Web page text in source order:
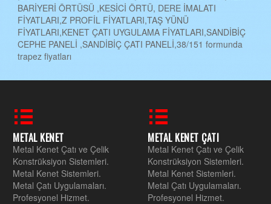
BARİYERİ ÖRTÜSÜ ,KESİCİ ÖRTÜ, DERE İMALATI
FİYATLARI,Z PROFİL FİYATLARI,TAŞ YÜNÜ
FİYATLARI,KENET ÇATI UYGULAMA FİYATLARI,SANDİBİÇ
CEPHE PANELİ ,SANDİBİÇ ÇATI PANELİ,38/151 formunda
trapez fiyatları
METAL KENET
Metal Kenet Çatı ve Çelik
Konstrüksiyon Sistemleri.
Metal Kenet Sistemleri.
Metal Çatı Uygulamaları.
Profesyonel Hizmet.
METAL KENET ÇATI
Metal Kenet Çatı ve Çelik
Konstrüksiyon Sistemleri.
Metal Kenet Sistemleri.
Metal Çatı Uygulamaları.
Profesyonel Hizmet.